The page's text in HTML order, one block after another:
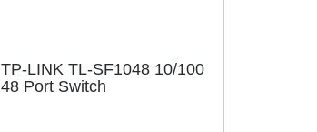
TP-LINK TL-SF1048 10/100
48 Port Switch